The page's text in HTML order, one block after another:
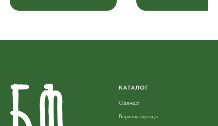
КАТАЛОГ
Одежда
Верхняя одежда